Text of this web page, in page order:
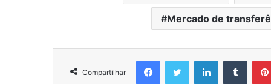
Mercado de
Compartilhar
FacebookTwitter Linkedin